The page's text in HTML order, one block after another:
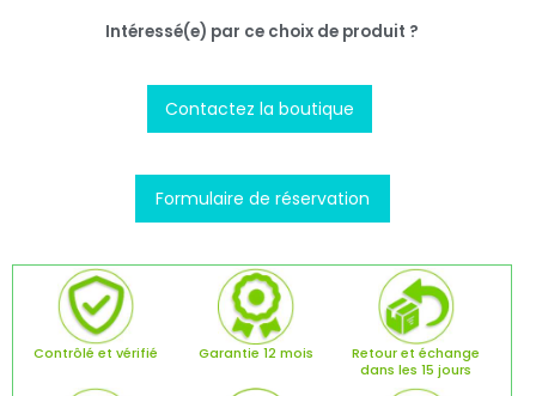
Intéressé(e) par ce choix de produit ?
Contactez la boutique
Formulaire de réservation
Contrôlé et vérifié Garantie 12 mois
Retour et échange
dans les 15 jours